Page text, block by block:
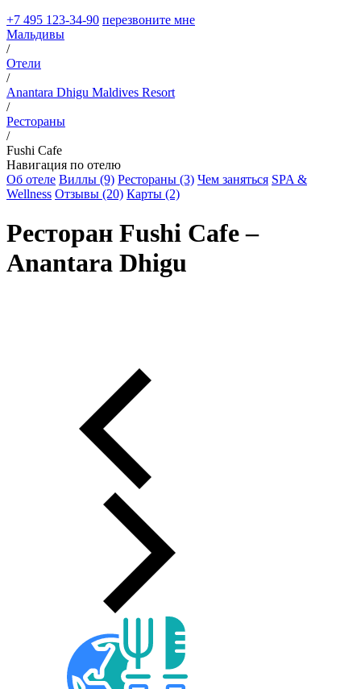
+7 495 123-34-90 перезвоните мне
Мальдивы
/
Отели
/
Anantara Dhigu Maldives Resort
/
Рестораны
/
Fushi Cafe
Навигация по отелю
Об отеле Виллы (9) Рестораны (3) Чем заняться SPA &
Wellness Отзывы (20) Карты (2)
Ресторан Fushi Cafe –
Anantara Dhigu